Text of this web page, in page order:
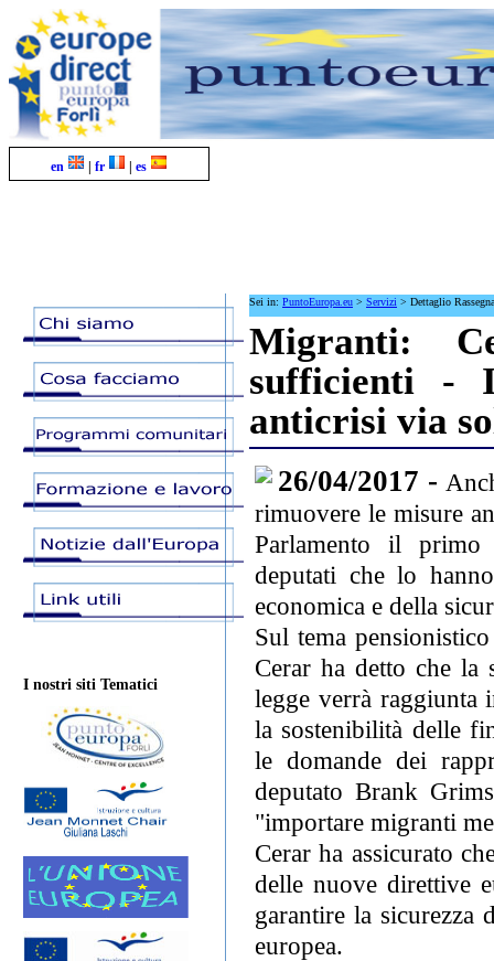
en | fr | es
I nostri siti Tematici
Sei in: PuntoEuropa.eu > Servizi > Dettaglio
Migranti:
sufficienti -
anticrisi via
26/04/2017 -
rimuovere le misure
Parlamento il
deputati che lo
economica e della
Sul tema
Cerar ha detto che la
legge verrà raggiunta
la sostenibilità delle
le domande dei
deputato Brank
"importare migranti
Cerar ha assicurato
delle nuove direttive
garantire la sicurezza
europea.